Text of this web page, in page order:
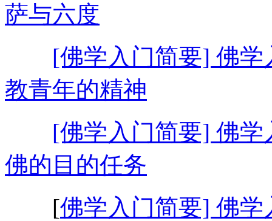
萨与六度
[佛学入门简要] 佛
教青年的精神
[佛学入门简要] 佛
佛的目的任务
[佛学入门简要] 佛